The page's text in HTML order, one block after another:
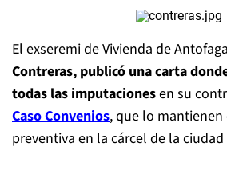
El exseremi de Vivienda de
Contreras, publicó una carta
todas las imputacionesen su
Caso Convenios, que lo
preventiva en la cárcel de la